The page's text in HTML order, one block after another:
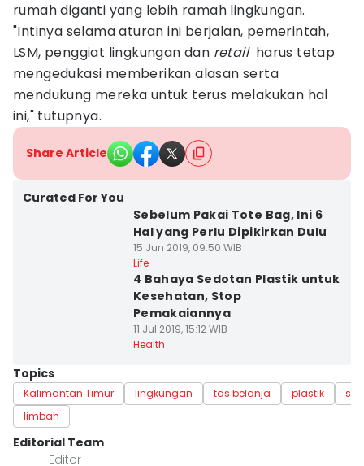
rumah diganti yang lebih ramah lingkungan.
"Intinya selama aturan ini berjalan, pemerintah,
LSM, penggiat lingkungan dan retail harus tetap
mengedukasi memberikan alasan serta
mendukung mereka untuk terus melakukan hal
ini," tutupnya.
Share Article
Curated For You
Sebelum Pakai Tote Bag, Ini 6
Hal yang Perlu Dipikirkan Dulu
15 Jun 2019, 09:50 WIB
Life
4 Bahaya Sedotan Plastik untuk
Kesehatan, Stop
Pemakaiannya
11 Jul 2019, 15:12 WIB
Health
Topics
Kalimantan Timur lingkungan tas belanja plastik
limbah
Editorial Team
Editor